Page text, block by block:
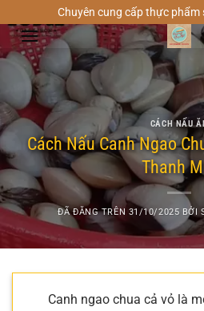
đến
nội
dung
Chuyên cung cấp thực phẩm
CÁCH NẤU
Cách Nấu Canh Ngao
Thanh
ĐÃ ĐĂNG TRÊN 31/10/2025 BỞI
Canh ngao chua cả vỏ là